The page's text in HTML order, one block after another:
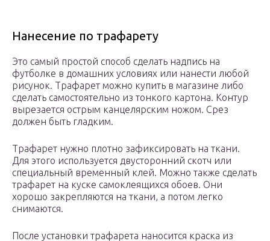
Нанесение по трафарету
Это самый простой способ сделать надпись на
футболке в домашних условиях или нанести любой
рисунок. Трафарет можно купить в магазине либо
сделать самостоятельно из тонкого картона. Контур
вырезается острым канцелярским ножом. Срез
должен быть гладким.
Трафарет нужно плотно зафиксировать на ткани.
Для этого используется двусторонний скотч или
специальный временный клей. Можно также сделать
трафарет на куске самоклеящихся обоев. Они
хорошо закрепляются на ткани, а потом легко
снимаются.
После установки трафарета наносится краска из